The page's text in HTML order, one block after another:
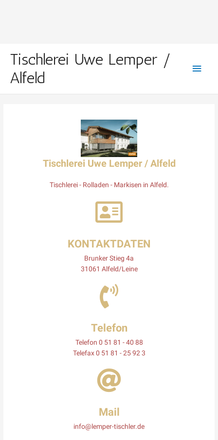
Tischlerei Uwe Lemper /
Alfeld
Tischlerei Uwe Lemper / Alfeld
Tischlerei - Rolladen - Markisen in Alfeld.
KONTAKTDATEN
Brunker Stieg 4a
31061 Alfeld/Leine
Telefon
Telefon 0 51 81 - 40 88
Telefax 0 51 81 - 25 92 3
Mail
info@lemper-tischler.de